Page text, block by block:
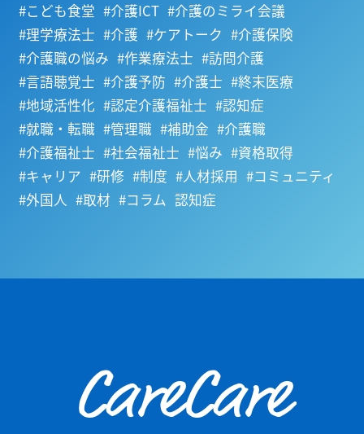
#こども食堂 #介護ICT #介護のミライ会議
#理学療法士 #介護 #ケアトーク #介護保険
#介護職の悩み #作業療法士 #訪問介護
#言語聴覚士 #介護予防 #介護士 #終末医療
#地域活性化 #認定介護福祉士 #認知症
#就職・転職 #管理職 #補助金 #介護職
#介護福祉士 #社会福祉士 #悩み #資格取得
#キャリア #研修 #制度 #人材採用 #コミュニティ
#外国人 #取材 #コラム 認知症
CareCare